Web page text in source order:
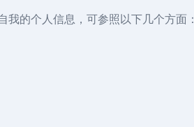
的个人信息，可参照以下几个方面：